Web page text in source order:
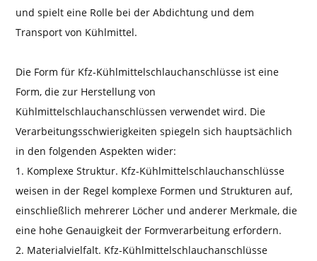
und spielt eine Rolle bei der Abdichtung und dem
Transport von Kühlmittel.
Die Form für Kfz-Kühlmittelschlauchanschlüsse ist eine
Form, die zur Herstellung von
Kühlmittelschlauchanschlüssen verwendet wird. Die
Verarbeitungsschwierigkeiten spiegeln sich hauptsächlich
in den folgenden Aspekten wider:
1. Komplexe Struktur. Kfz-Kühlmittelschlauchanschlüsse
weisen in der Regel komplexe Formen und Strukturen auf,
einschließlich mehrerer Löcher und anderer Merkmale, die
eine hohe Genauigkeit der Formverarbeitung erfordern.
2. Materialvielfalt. Kfz-Kühlmittelschlauchanschlüsse